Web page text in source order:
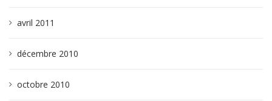
avril 2011
décembre 2010
octobre 2010